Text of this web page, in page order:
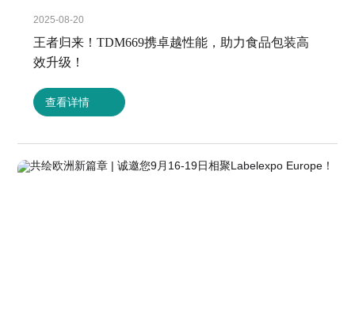
2025-08-20
王者归来！TDM669携卓越性能，助力食品包装高
效升级！
查看详情